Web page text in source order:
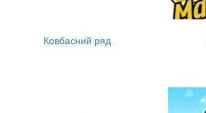
Ковбасний ряд